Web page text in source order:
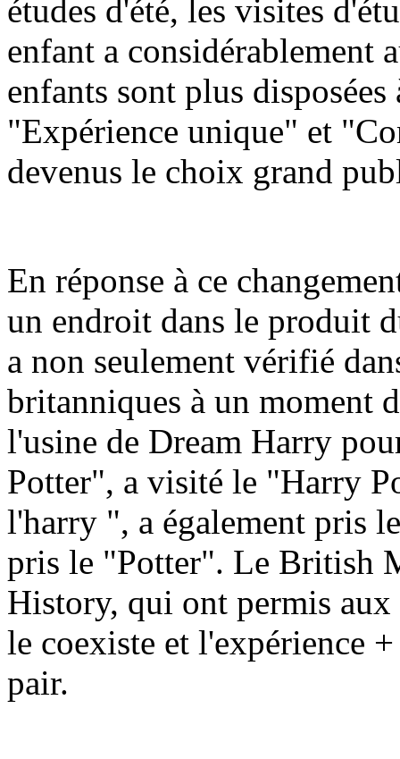
études d'été, les visites
enfant a considérablement
enfants sont plus
"Expérience unique" et
devenus le choix grand
En réponse à ce
un endroit dans le produit
a non seulement vérifié
britanniques à un moment
l'usine de Dream Harry
Potter", a visité le "Harry
l'harry ", a également pris
pris le "Potter". Le British
History, qui ont permis aux
le coexiste et l'expérience
pair.